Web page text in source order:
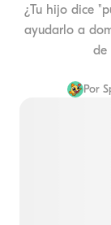
¿Tu hijo dice
ayudarlo a
de
Por